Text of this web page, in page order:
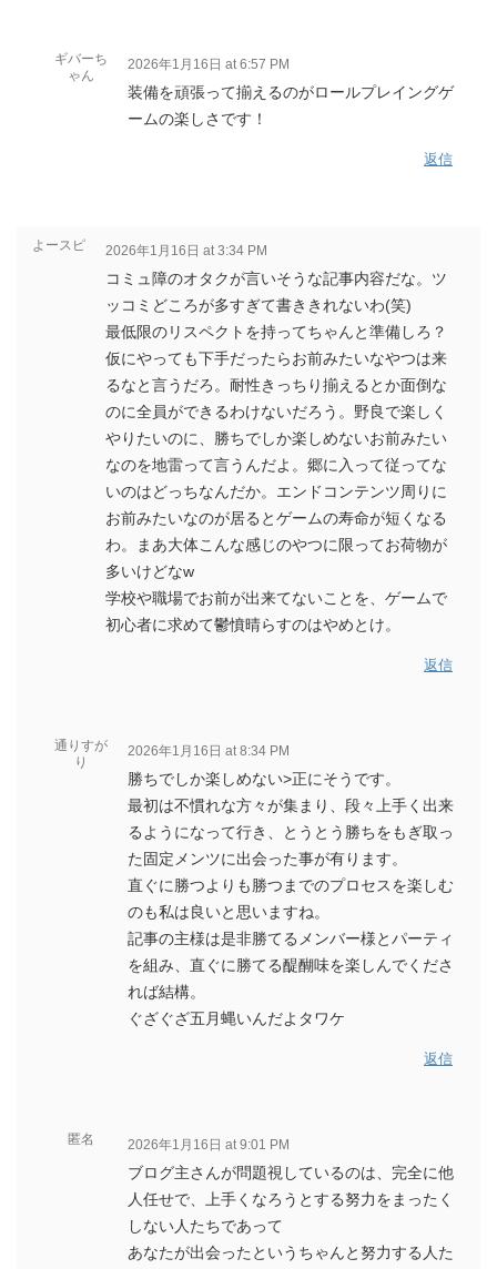
ギバーち
ゃん
2026年1月16日 at 6:57 PM
装備を頑張って揃えるのがロールプレイングゲ
ームの楽しさです！
返信
よースピ 2026年1月16日 at 3:34 PM
コミュ障のオタクが言いそうな記事内容だな。ツ
ッコミどころが多すぎて書ききれないわ(笑)
最低限のリスペクトを持ってちゃんと準備しろ？
仮にやっても下手だったらお前みたいなやつは来
るなと言うだろ。耐性きっちり揃えるとか面倒な
のに全員ができるわけないだろう。野良で楽しく
やりたいのに、勝ちでしか楽しめないお前みたい
なのを地雷って言うんだよ。郷に入って従ってな
いのはどっちなんだか。エンドコンテンツ周りに
お前みたいなのが居るとゲームの寿命が短くなる
わ。まあ大体こんな感じのやつに限ってお荷物が
多いけどなw
学校や職場でお前が出来てないことを、ゲームで
初心者に求めて鬱憤晴らすのはやめとけ。
返信
通りすが
り
2026年1月16日 at 8:34 PM
勝ちでしか楽しめない>正にそうです。
最初は不慣れな方々が集まり、段々上手く出来
るようになって行き、とうとう勝ちをもぎ取っ
た固定メンツに出会った事が有ります。
直ぐに勝つよりも勝つまでのプロセスを楽しむ
のも私は良いと思いますね。
記事の主様は是非勝てるメンバー様とパーティ
を組み、直ぐに勝てる醍醐味を楽しんでくださ
れば結構。
ぐざぐざ五月蝿いんだよタワケ
返信
匿名 2026年1月16日 at 9:01 PM
ブログ主さんが問題視しているのは、完全に他
人任せで、上手くなろうとする努力をまったく
しない人たちであって
あなたが出会ったというちゃんと努力する人た